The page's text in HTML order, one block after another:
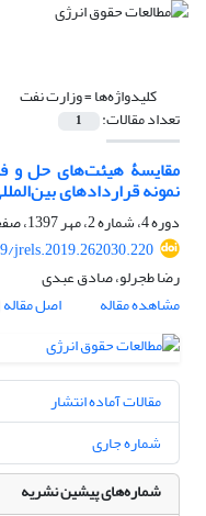
کلیدواژه‌ها =وزارت نفت
تعداد مقالات: 1
مقایسۀ هیئت‌های حل و
نمونه قراردادهای
دوره 4، شماره 2، مهر 1397، صفحه
jrels.2019.262030.220
رضا طجرلو، صادق عبدی
مشاهده مقاله
اصل مقاله
مقالات آماده انتشار
شماره جاری
شماره‌های پیشین نشریه